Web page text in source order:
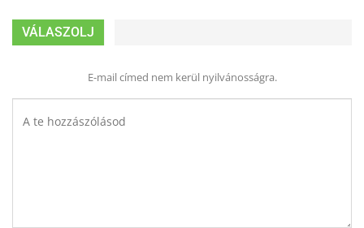
VÁLASZOLJ
E-mail címed nem kerül nyilvánosságra.